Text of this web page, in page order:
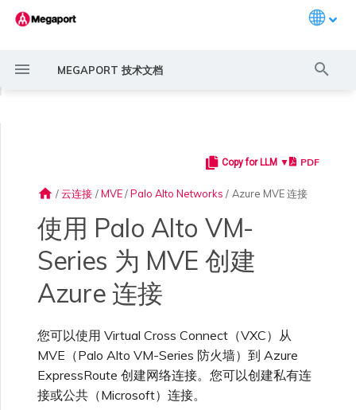
MEGAPORT 技术文档
快速开始
设置 Megaport 账户
概述
创建账户
强制多重身份验证
邀请用户加入账户
了解服务页面
常见多云连接场景
使用 Megaport 解决方案现
代化 MPLS 网络
作为服务提供商使用
Megaport API 管理连接
Megaport 全球网状 WAN
MACsec
IPsec
高速跨云加密
订购交叉连接
订购本地环路
链路聚合组（LAG）
创建 LAG
将 Port 添加到 LAG
创建私有 VXC
迁移 VXC
使用服务密钥创建连接
路由指南
Port
MVE
3DS Outscale
阿里云专线接入
AWS 连接概述
托管 VIF
托管连接
AWS 连接冗余
Azure ExpressRoute
ExpressRoute
ExpressRoute Direct
ExpressRoute Metro
Azure 配对区域 - 高可用设
计
Google Cloud
Google 连接冗余
OVHcloud Connect
OVHcloud Connect Direct
SAP HANA Enterprise
AWS 上的 SAP
Google Cloud 上的 SAP
AWS 上的 VMware Cloud
Azure VMware 解决方案
3DS Outscale MCR 连接
阿里云 MCR 连接
AWS MCR 连接
AWS Transit Gateway 跨区
域路由
Azure MCR 连接
AWS MVE 连接
MVE 托管连接
MVE 托管 VIF
Azure MVE 连接
Google MVE 连接
AWS MVE 连接
MVE 托管连接
MVE 托管 VIF
Azure MVE 连接
Google MVE 连接
Azure MVE 连接
Google MVE 连接
AWS MVE 连接
MVE 托管连接
MVE 托管 VIF
Azure MVE 连接
Google MVE 连接
MVE 托管连接
MVE 托管 VIF
在 VM-Series 中添加
ExpressRoute 连接
验证您的 Azure 连接
AWS MVE 连接
MVE 托管连接
MVE 托管 VIF
Azure MVE 连接
Google MVE 连接
AWS MVE 连接
MVE 托管连接
MVE 托管 VIF
Azure MVE 连接
Google MVE 连接
查看连接设置
MCR 高级 VLAN 与路由功能
MCR 冗余
创建 MCR VXC
路由过滤
路由通告
路由汇总
MVE 部署场景
MVE 位置
vNIC 连接类型
6WIND 概述
6WIND 授权网络功能
规划部署
创建 VXC
Anapaya 概述
规划部署
创建 MVE
连接 MVE
Aruba SD-WAN 概述
规划部署
创建 MVE
连接 MVE
Aviatrix Secure Edge 概述
规划部署
创建 MVE
连接 MVE
Check Point CloudGuard 概
规划部署
创建 VXC
连接 MVE
Cisco MVE 概述
规划部署
创建 MVE
连接 MVE
Fortinet FortiGate 概述
规划部署
创建 MVE
连接 MVE
Juniper MVE 概述
规划部署
创建 MVE
连接 MVE
VM-Series Firewall
Prisma SD-WAN
Peplink FusionHub 概述
规划部署
创建 MVE
连接 MVE
Versa SD-WAN 概述
规划部署
创建 MVE
连接 MVE
VMware SD-WAN 概述
规划部署
创建 MVE
连接 MVE
设置 IX
IX 要求
加入 IX
AMS-IX 连接
编辑 IX
更改合约 IX 的速率
迁移 IX
终止 IX
IX 工具与功能
MegaIX 功能概述
MegaIX Looking Glass (路由
诊断)
BGP 社区
城域 ID
创建个人资料
申请连接
Marketplace 通知
Marketplace 常见问题
监控 MCR
监控 MVE
监控服务状态
查看会话事件日志
管理个人资料
配置电子邮件通知
更新公司信息
管理最短合约期续订
Port 定价与合约条款
VXC 定价与合约条款
约条款
IX 定价与合约条款
开通计费市场
分配财务角色
信用卡付款
创建 API 密钥
管理用户
创建服务密钥
快速开始
创建 Megaport Terraform
Provider 配置文件
使用 Megaport Terraform
Provider 创建和管理服务
使用 Megaport 资源进行
激活 Port
订购时的错误
容量错误
Port 与 VXC
Port 或 VXC 中断或抖动
Port 延迟
Port 或 VXC 丢包
VXC 连接性
MCR 中断或不可用
MCR 路由
MCR BGP 会话中断
MVE
MVE 中断或不可用
MVE 互联网连接
SD-WAN 管理连接
IX 连接性
IX BGP 路由
IX BGP 会话中断
云服务提供商互联地址空间
ExpressRoute 线路容量不足
联系支持
支持请求门户
升级支持案例
Copy for LLM ▼ PDF
home / 云连接 / MVE /Palo Alto Networks / Azure MVE 连接
使用 Palo Alto VM-
Series 为 MVE 创建
Azure 连接
您可以使用 Virtual Cross Connect（VXC）从
MVE（Palo Alto VM-Series 防火墙）到 Azure
ExpressRoute 创建网络连接。您可以创建私有连
接或公共（Microsoft）连接。